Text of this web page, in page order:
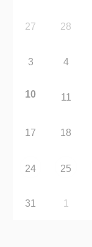
27 28
3 4
10 11
17 18
24 25
31 1